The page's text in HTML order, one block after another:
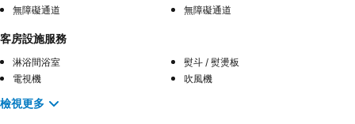
無障礙通道 無障礙通道
客房設施服務
淋浴間浴室
熨斗 / 熨燙板
電視機
吹風機
檢視更多